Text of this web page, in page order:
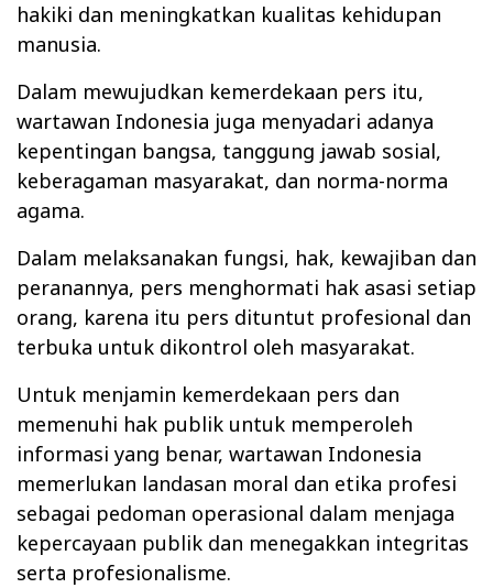
hakiki dan meningkatkan kualitas kehidupan
manusia.
Dalam mewujudkan kemerdekaan pers itu,
wartawan Indonesia juga menyadari adanya
kepentingan bangsa, tanggung jawab sosial,
keberagaman masyarakat, dan norma-norma
agama.
Dalam melaksanakan fungsi, hak, kewajiban dan
peranannya, pers menghormati hak asasi setiap
orang, karena itu pers dituntut profesional dan
terbuka untuk dikontrol oleh masyarakat.
Untuk menjamin kemerdekaan pers dan
memenuhi hak publik untuk memperoleh
informasi yang benar, wartawan Indonesia
memerlukan landasan moral dan etika profesi
sebagai pedoman operasional dalam menjaga
kepercayaan publik dan menegakkan integritas
serta profesionalisme.